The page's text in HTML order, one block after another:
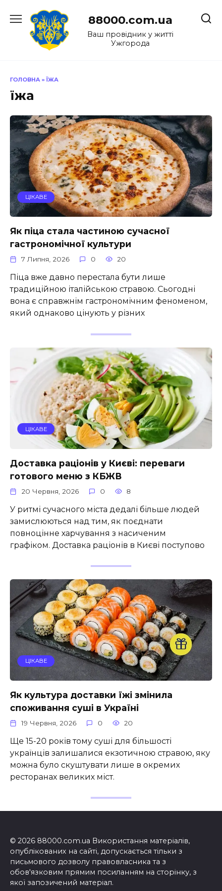
до
88000.com.ua
Ваш провідник у житті
Ужгорода
ГОЛОВНА » ЇЖА
їжа
ЦІКАВЕ
Як піца стала частиною сучасної
гастрономічної культури
7 Липня, 2026 0 20
Піца вже давно перестала бути лише
традиційною італійською стравою. Сьогодні
вона є справжнім гастрономічним феноменом,
який однаково цінують у різних
ЦІКАВЕ
Доставка раціонів у Києві: переваги
готового меню з КБЖВ
20 Червня, 2026 0 8
У ритмі сучасного міста дедалі більше людей
замислюються над тим, як поєднати
повноцінне харчування з насиченим
графіком. Доставка раціонів в Києві поступово
ЦІКАВЕ
Як культура доставки їжі змінила
споживання суші в Україні
19 Червня, 2026 0 20
Ще 15-20 років тому суші для більшості
українців залишалися екзотичною стравою, яку
можна було скуштувати лише в окремих
ресторанах великих міст.
© 2026 88000.com.ua Використання матеріалів,
опублікованих на сайті, допускається тільки з
письмового дозволу правовласника та з
обов'язковим прямим посиланням на сторінку, з
якої запозичений матеріал.